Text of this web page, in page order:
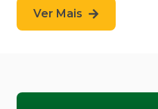
Ver Mais